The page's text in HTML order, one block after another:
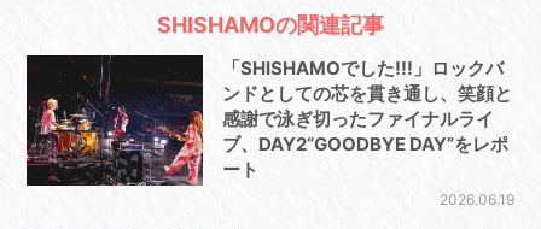
SHISHAMOの関連記事
「SHISHAMOでした!!!」ロックバ
ンドとしての芯を貫き通し、笑顔と
感謝で泳ぎ切ったファイナルライ
ブ、DAY2“GOODBYE DAY”をレポ
ート
2026.06.19